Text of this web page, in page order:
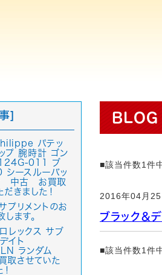
BLOG
■該当件数1件
2016年04月
ブラック＆
■該当件数1件
]
パテッ
ップ 腕時計 ゴン
011 ブ
ースルーバッ
中古 お買取
だきました！
プリメントのお
ます。
レックス サブ
イト
ランダム
させていた